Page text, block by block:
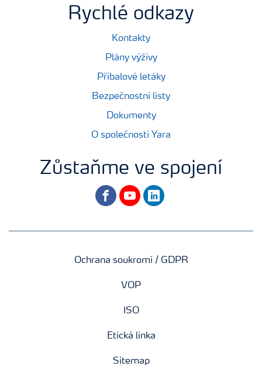
Rychlé odkazy
Kontakty
Plány výživy
Příbalové letáky
Bezpečnostní listy
Dokumenty
O společnosti Yara
Zůstaňme ve spojení
facebookyoutubelinkedin
Ochrana soukromí / GDPR
VOP
ISO
Etická linka
Sitemap